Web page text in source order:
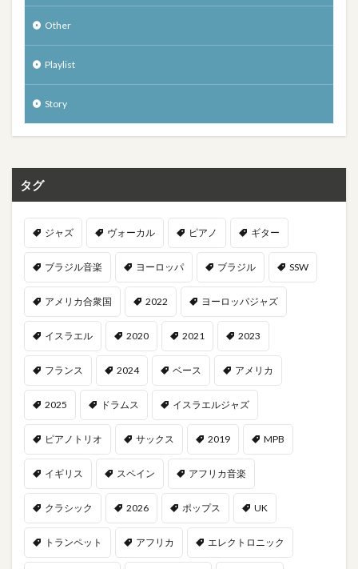
Other
Playlist
Story
タグ
ジャズ ヴォーカル ピアノ ギター
ブラジル音楽 ヨーロッパ ブラジル SSW
アメリカ合衆国 2022 ヨーロッパジャズ
イスラエル 2020 2021 2023
フランス 2024 ベース アメリカ
2025 ドラムス イスラエルジャズ
ピアノトリオ サックス 2019 MPB
イギリス スペイン アフリカ音楽
クラシック 2026 ポップス UK
トランペット アフリカ エレクトロニック